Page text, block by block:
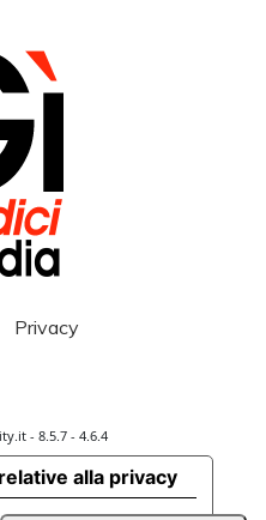
Privacy
- 8.5.7 - 4.6.4
alla privacy